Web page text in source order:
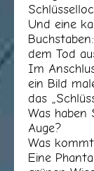
Und eine
dem Tod
Im
ein Bild
das
Was haben
Auge?
Was
Eine